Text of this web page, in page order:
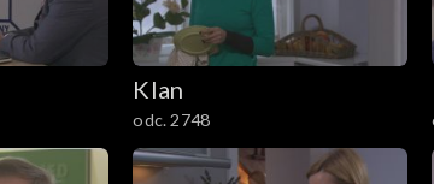
Klan
odc. 2748